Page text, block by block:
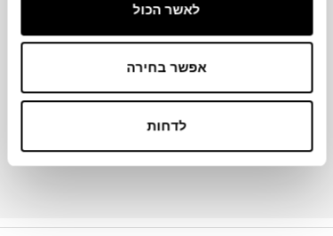
לאשר הכול
אפשר בחירה
לדחות
מידע על חומרים